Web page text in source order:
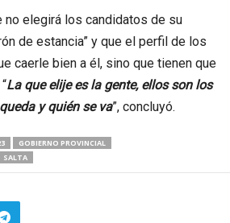
no elegirá los candidatos de su
de estancia” y que el perfil de los
caerle bien a él, sino que tienen que
La que elije es la gente, ellos son los
y quién se va”, concluyó.
GOBIERNO PROVINCIAL
SALTA